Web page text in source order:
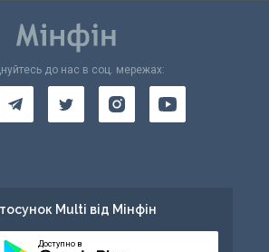
до нас в соц. мережах:
Multi від Мінфін
Доступно в